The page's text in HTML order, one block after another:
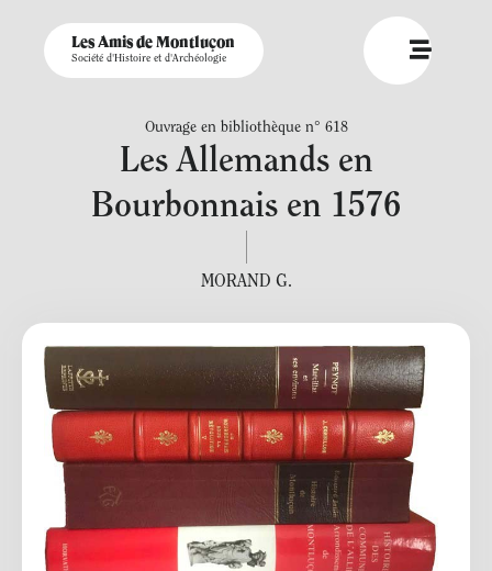
Les Amis de Montluçon
Société d'Histoire et d'Archéologie
Ouvrage en bibliothèque n° 618
Les Allemands en
Bourbonnais en 1576
MORAND G.